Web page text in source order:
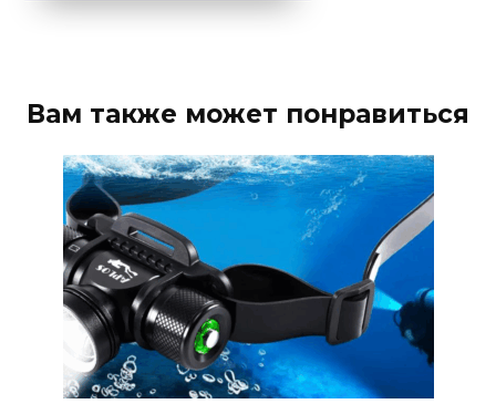
Вам также может понравиться